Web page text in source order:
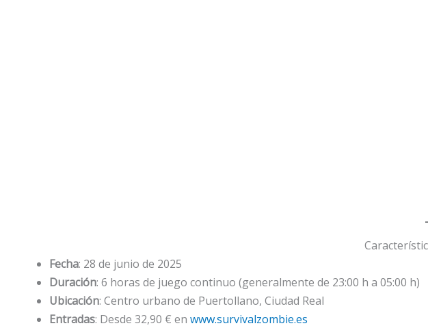
Fecha: 28 de junio de 2025
Duración: 6 horas de juego continuo (generalmente de 23:00 h a 05:00 h)
Ubicación: Centro urbano de Puertollano, Ciudad Real
Entradas: Desde 32,90 € en www.survivalzombie.es